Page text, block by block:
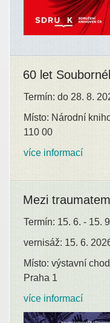
60 let
Termín: do 28. 8.
Místo: Národní
110 00
více informací
Mezi
Termín: 15. 6. - 15.
vernisáž: 15. 6.
Místo: výstavní
Praha 1
více informací